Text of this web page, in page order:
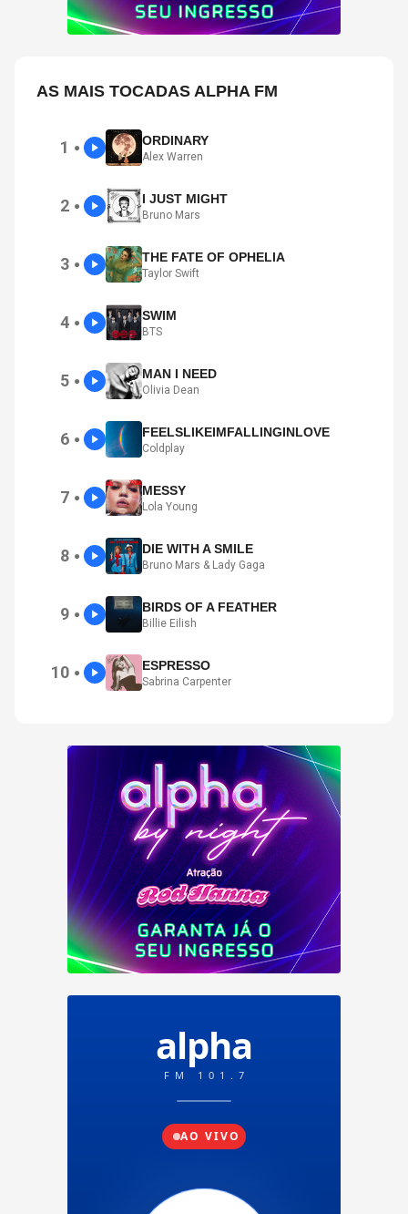
AS MAIS TOCADAS ALPHA FM
1 ● ORDINARY
Alex Warren
2 ● I JUST MIGHT
Bruno Mars
3 ● THE FATE OF OPHELIA
Taylor Swift
4 ● SWIM
BTS
5 ● MAN I NEED
Olivia Dean
6 ● FEELSLIKEIMFALLINGINLOVE
Coldplay
7 ● MESSY
Lola Young
8 ● DIE WITH A SMILE
Bruno Mars & Lady Gaga
9 ● BIRDS OF A FEATHER
Billie Eilish
10 ● ESPRESSO
Sabrina Carpenter